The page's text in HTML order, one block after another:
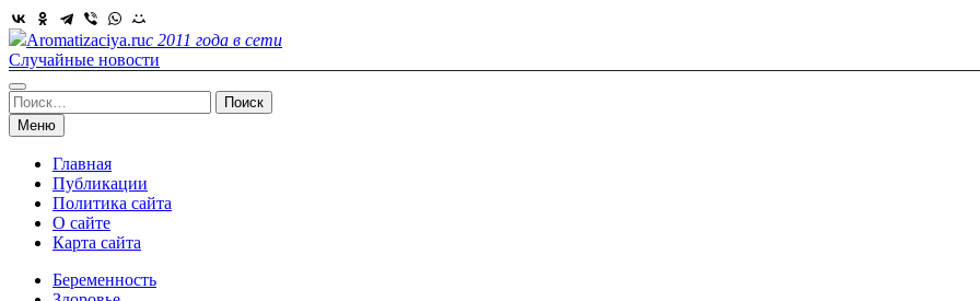
Skip
to
content
Aromatizaciya.ruс 2011 года в сети
Случайные новости
Найти:
Меню
Главная
Публикации
Политика сайта
О сайте
Карта сайта
Беременность